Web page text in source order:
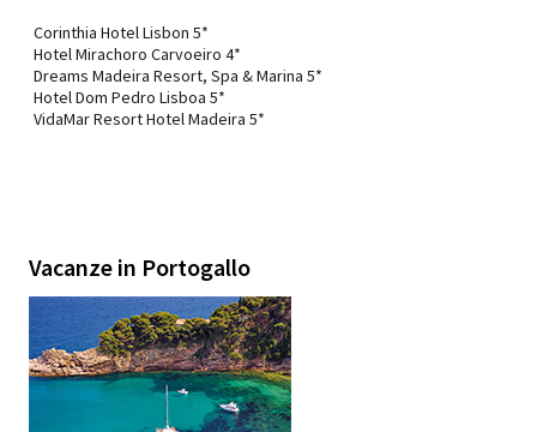
Corinthia Hotel Lisbon 5*
Hotel Mirachoro Carvoeiro 4*
Dreams Madeira Resort, Spa & Marina 5*
Hotel Dom Pedro Lisboa 5*
VidaMar Resort Hotel Madeira 5*
Vacanze in Portogallo